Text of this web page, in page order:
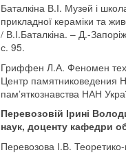
Баталкіна В.І. Музей і
прикладної кераміки та
/ В.І.Баталкіна. – Д.-
с. 95.
Гриффен Л.А. Феномен
Центр
пам’яткознавства НАН
Перевозовій Ірині
наук, доценту кафедри
Перевозова І.В. Теоретико-